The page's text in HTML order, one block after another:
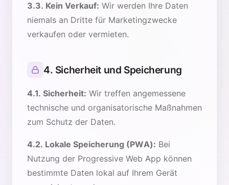
3.3. Kein Verkauf: Wir werden Ihre Daten
niemals an Dritte für Marketingzwecke
verkaufen oder vermieten.
4. Sicherheit und Speicherung
4.1. Sicherheit: Wir treffen angemessene
technische und organisatorische Maßnahmen
zum Schutz der Daten.
4.2. Lokale Speicherung (PWA): Bei
Nutzung der Progressive Web App können
bestimmte Daten lokal auf Ihrem Gerät